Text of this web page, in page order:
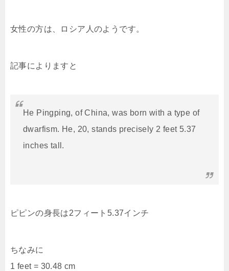
女性の方は、ロシア人のようです。
記事によりますと
He Pingping, of China, was born with a type of
dwarfism. He, 20, stands precisely 2 feet 5.37
inches tall.
ピピンの身長は2フィート5.37インチ
ちなみに
1 feet = 30.48 cm